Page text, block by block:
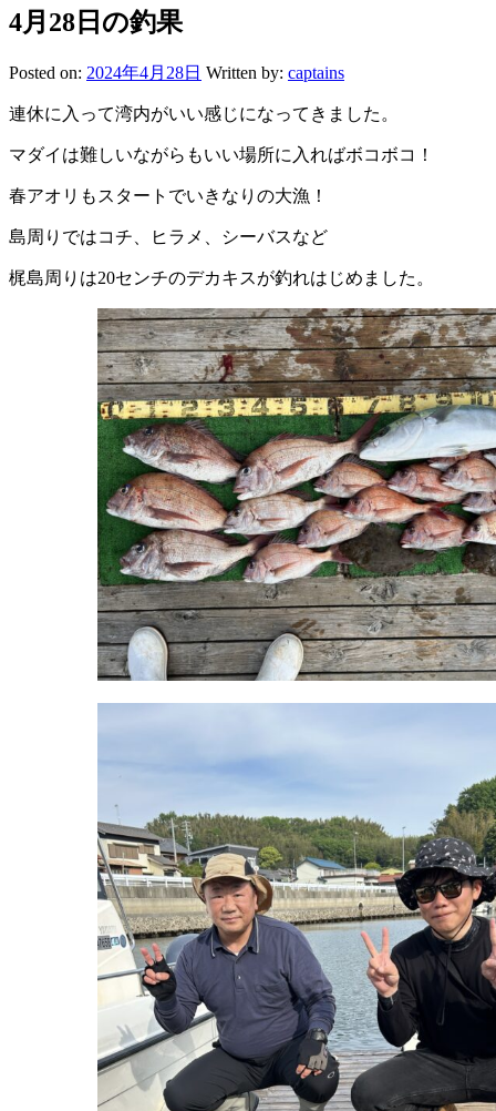
4月28日の釣果
Posted on: 2024年4月28日 Written by: captains
連休に入って湾内がいい感じになってきました。
マダイは難しいながらもいい場所に入ればボコボコ！
春アオリもスタートでいきなりの大漁！
島周りではコチ、ヒラメ、シーバスなど
梶島周りは20センチのデカキスが釣れはじめました。